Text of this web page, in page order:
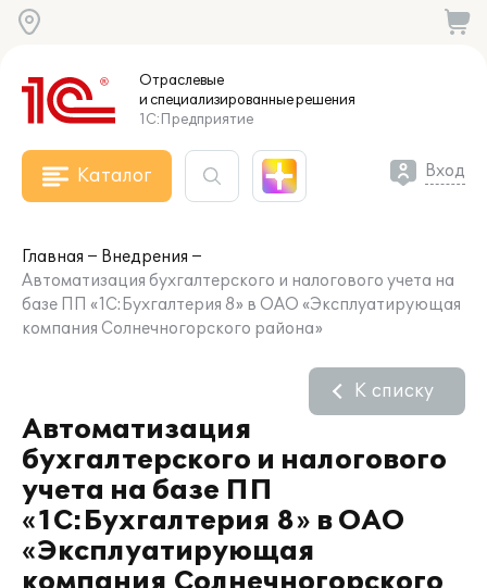
Отраслевые
и специализированныерешения
1С:Предприятие
Каталог Вход
Главная
Внедрения
Автоматизация бухгалтерского и налогового учета на
базе ПП «1С:Бухгалтерия 8» в ОАО «Эксплуатирующая
компания Солнечногорского района»
Автоматизация
бухгалтерского и налогового
учета на базе ПП
«1С:Бухгалтерия 8» в ОАО
«Эксплуатирующая
К списку